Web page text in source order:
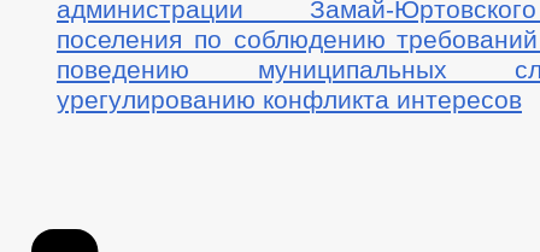
администрации Замай-
поселения по соблюдению
поведению муниципальных
урегулированию конфликта интересов